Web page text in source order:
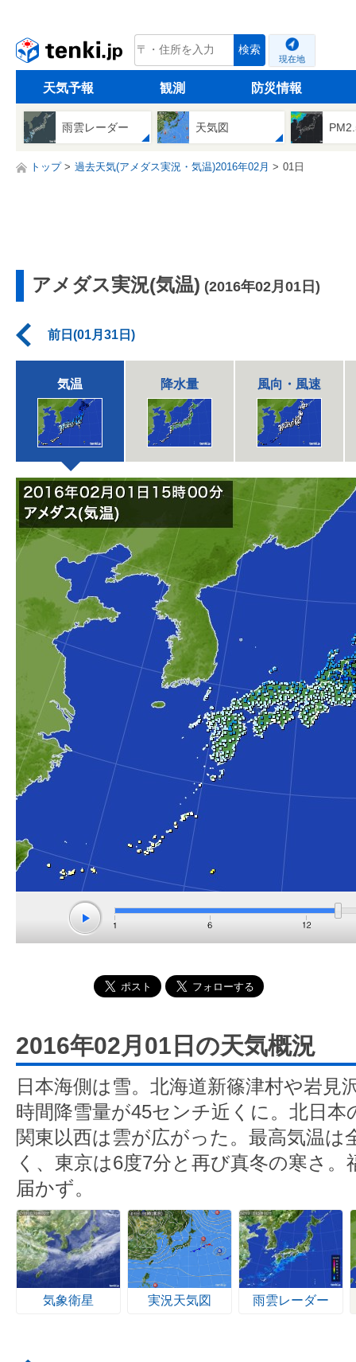
tenki.jp 検索
現在地
天気予報 観測 防災情報
雨雲レーダー 天気図
トップ 過去天気(アメダス実況・気温)2016年02月 01日
アメダス実況(気温) (2016年02月01日)
前日(01月31日)
気温 降水量 風向・風速
2016年02月01日の天気概況
日本海側は雪。北海道新篠津村や岩見
時間降雪量が45センチ近くに。北日
関東以西は雲が広がった。最高気温は
く、東京は6度7分と再び真冬の寒さ
届かず。
気象衛星 実況天気図 雨雲レーダー